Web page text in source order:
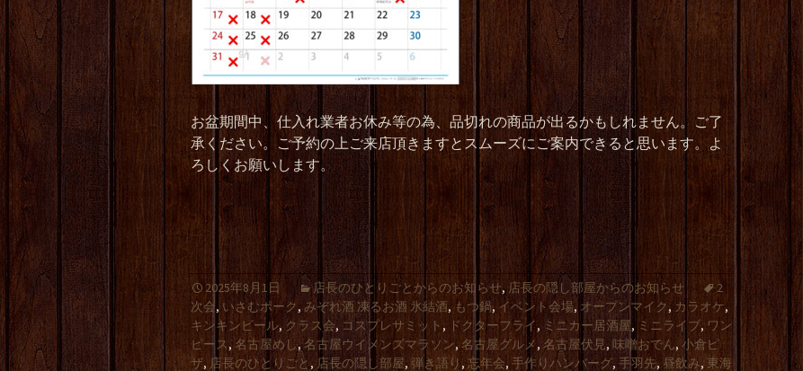
お盆期間中、仕入れ業者お休み等の為、品切れの商品が出るかもしれません。ご了
承ください。ご予約の上ご来店頂きますとスムーズにご案内できると思います。よ
ろしくお願いします。
2025年8月1日 店長のひとりごとからのお知らせ, 店長の隠し部屋からのお知らせ
2
次会, いさむポーク, みぞれ酒 凍るお酒 氷結酒, もつ鍋, イベント会場, オープンマイク, カラオケ,
キンキンビール, クラス会, コスプレサミット , ドクターフライ, ミニカー居酒屋, ミニライブ, ワン
ピース,名古屋めし,名古屋ウイメンズマラソン, 名古屋グルメ ,名古屋伏見, 味噌おでん, 小倉ピ
ザ, 店長のひとりごと, 店長の隠し部屋, 弾き語り, 忘年会, 手作りハンバーグ, 手羽先, 昼飲み, 東海